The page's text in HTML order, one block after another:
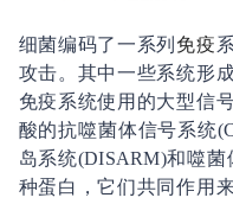
细菌编码了一系列 免疫
攻击。其中一些系统形
免疫系统使用的大型信
酸的抗噬菌体信号系统
岛系统(DISARM)和噬菌
种蛋白，它们共同作用